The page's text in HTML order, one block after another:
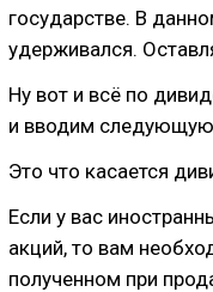
государстве. В
удерживался.
Ну вот и всё по
и вводим следующую
Это что касается
Если у вас
акций, то вам
полученном при